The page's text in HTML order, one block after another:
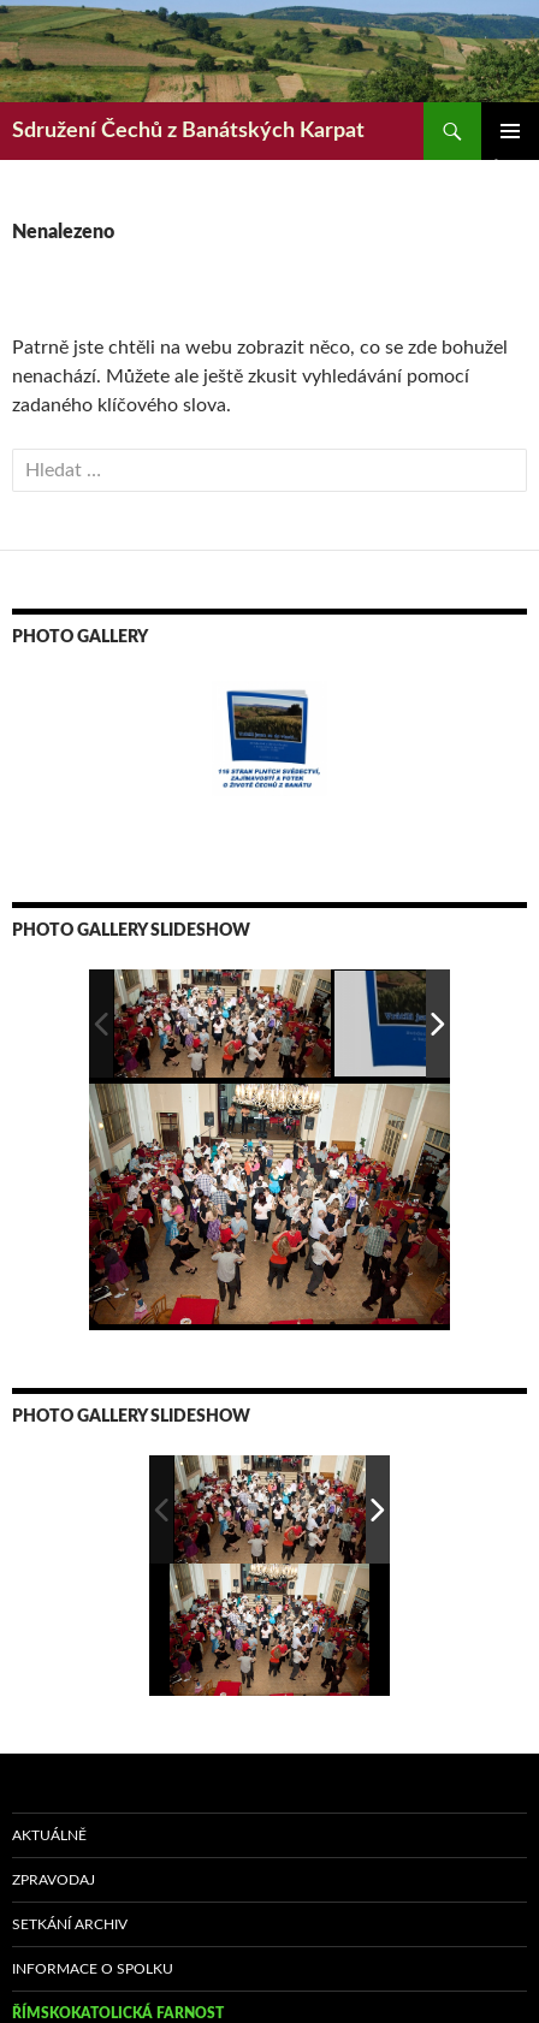
Sdružení Čechů z Banátských Karpat
WEBU
Nenalezeno
Patrně jste chtěli na webu zobrazit něco, co se zde bohužel
nenachází. Můžete ale ještě zkusit vyhledávání pomocí
zadaného klíčového slova.
Vyhledávání
PHOTO GALLERY
PHOTO GALLERY SLIDESHOW
PHOTO GALLERY SLIDESHOW
AKTUÁLNĚ
ZPRAVODAJ
SETKÁNÍ ARCHIV
INFORMACE O SPOLKU
ŘÍMSKOKATOLICKÁ FARNOST